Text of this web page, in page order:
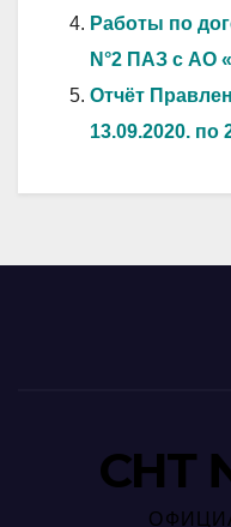
Работы по
N°2 ПАЗ с АО
Отчёт
13.09.2020. по
СНТ